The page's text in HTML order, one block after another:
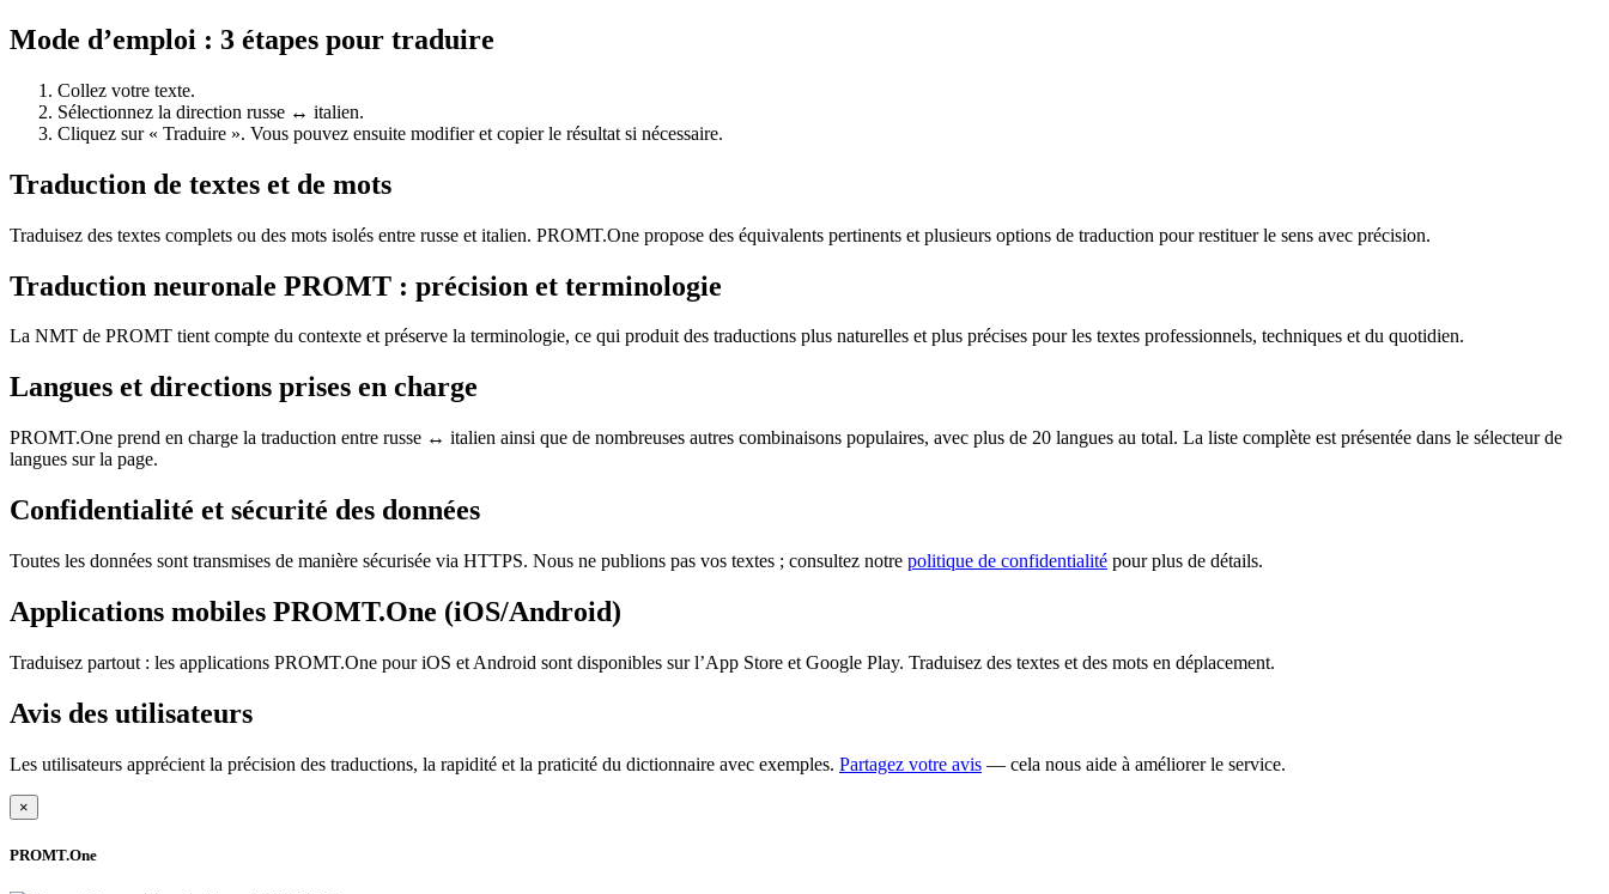
Mode d’emploi : 3 étapes pour traduire
Collez votre texte.
Sélectionnez la direction russe ↔ italien.
Cliquez sur « Traduire ». Vous pouvez ensuite modifier et copier le résultat si nécessaire.
Traduction de textes et de mots
Traduisez des textes complets ou des mots isolés entre russe et italien. PROMT.One propose des équivalents pertinents et plusieurs options de traduction pour restituer le sens avec précision.
Traduction neuronale PROMT : précision et terminologie
La NMT de PROMT tient compte du contexte et préserve la terminologie, ce qui produit des traductions plus naturelles et plus précises pour les textes professionnels, techniques et du quotidien.
Langues et directions prises en charge
PROMT.One prend en charge la traduction entre russe ↔ italien ainsi que de nombreuses autres combinaisons populaires, avec plus de 20 langues au total. La liste complète est présentée dans le sélecteur de
langues sur la page.
Confidentialité et sécurité des données
Toutes les données sont transmises de manière sécurisée via HTTPS. Nous ne publions pas vos textes ; consultez notre politique de confidentialité pour plus de détails.
Applications mobiles PROMT.One (iOS/Android)
Traduisez partout : les applications PROMT.One pour iOS et Android sont disponibles sur l’App Store et Google Play. Traduisez des textes et des mots en déplacement.
Avis des utilisateurs
Les utilisateurs apprécient la précision des traductions, la rapidité et la praticité du dictionnaire avec exemples. Partagez votre avis — cela nous aide à améliorer le service.
×
PROMT.One